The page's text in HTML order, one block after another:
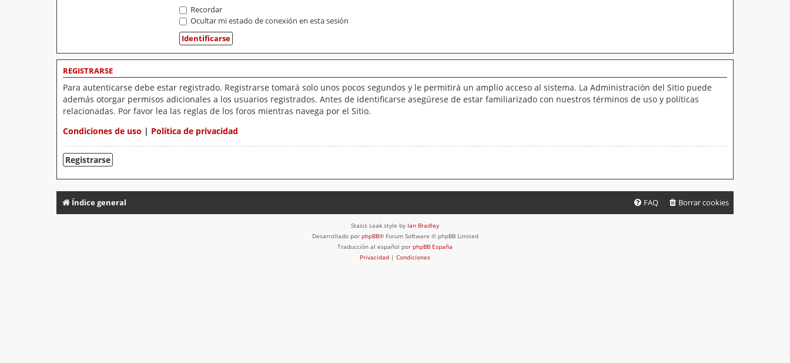
Recordar
Ocultar mi estado de conexión en esta sesión
REGISTRARSE
Para autenticarse debe estar registrado. Registrarse tomará solo unos pocos segundos y le permitirá un amplio acceso al sistema. La Administración del Sitio puede
además otorgar permisos adicionales a los usuarios registrados. Antes de identificarse asegúrese de estar familiarizado con nuestros términos de uso y políticas
relacionadas. Por favor lea las reglas de los foros mientras navega por el Sitio.
Condiciones de uso | Política de privacidad
Registrarse
Índice general Borrar cookies
FAQ
Stasis Leak style by Ian Bradley
Desarrollado por phpBB® Forum Software © phpBB Limited
Traducción al español por phpBB España
Privacidad | Condiciones